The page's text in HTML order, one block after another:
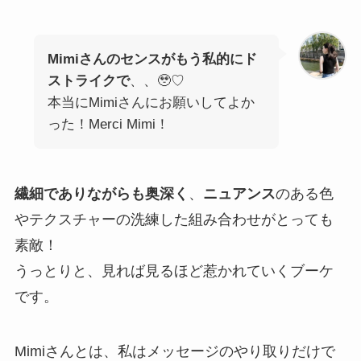
Mimiさんのセンスがもう私的にド
ストライクで、、🥹♡
本当にMimiさんにお願いしてよか
った！Merci Mimi！
繊細でありながらも奥深く 、 ニュアンスのある色
やテクスチャーの洗練した組み合わせがとっても
素敵！
うっとりと、見れば見るほど惹かれていくブーケ
です。
Mimiさんとは、私はメッセージのやり取りだけで